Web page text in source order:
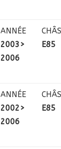
ANNÉE
2003>
2006
E85
ANNÉE
2002>
2006
E85